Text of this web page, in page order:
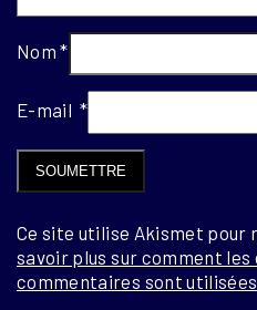
Nom*
E-mail *
Ce site utilise Akismet pour
savoir plus sur comment les
commentaires sont utilisées